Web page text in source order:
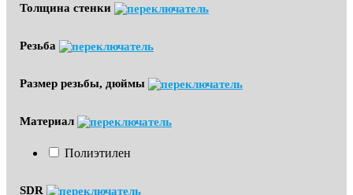
Толщина стенки
Резьба
Размер резьбы, дюймы
Материал
Полиэтилен
SDR